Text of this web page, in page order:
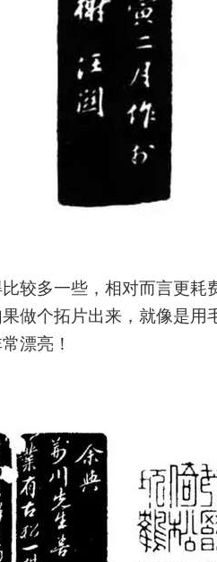
较多一些，相对而言更耗
做个拓片出来，就像是用
漂亮！